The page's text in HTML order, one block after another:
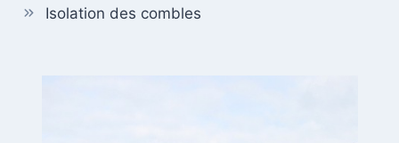
Isolation des combles